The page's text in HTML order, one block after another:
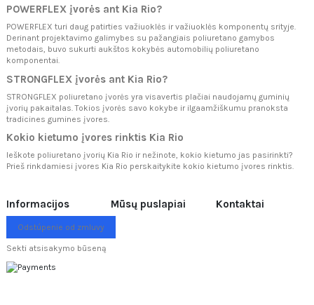
POWERFLEX įvorės ant Kia Rio?
POWERFLEX turi daug patirties važiuoklės ir važiuoklės komponentų srityje.
Derinant projektavimo galimybes su pažangiais poliuretano gamybos
metodais, buvo sukurti aukštos kokybės automobilių poliuretano
komponentai.
STRONGFLEX įvorės ant Kia Rio?
STRONGFLEX poliuretano įvorės yra visavertis plačiai naudojamų guminių
įvorių pakaitalas. Tokios įvorės savo kokybe ir ilgaamžiškumu pranoksta
tradicines gumines įvores.
Kokio kietumo įvores rinktis Kia Rio
Ieškote poliuretano įvorių Kia Rio ir nežinote, kokio kietumo jas pasirinkti?
Prieš rinkdamiesi įvores Kia Rio perskaitykite kokio kietumo įvores rinktis.
Informacijos Mūsų puslapiai Kontaktai
Odstúpenie od zmluvy
Sekti atsisakymo būseną